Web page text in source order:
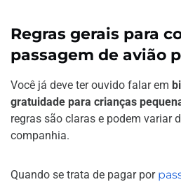
Regras gerais para
passagem de avião
Você já deve ter ouvido falar em
gratuidade para crianças
regras são claras e podem variar
companhia.
Quando se trata de pagar por